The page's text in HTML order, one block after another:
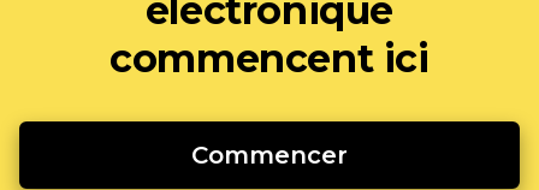
électronique
commencent ici
Commencer